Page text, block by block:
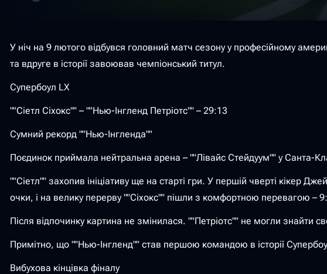
У ніч на 9 лютого відбувся головний матч сезону у професійному
та вдруге в історії завоював чемпіонський титул.
Супербоул LX
""Сіетл Сіхокс"" – ""Нью-Інгленд Петріотс"" – 29:13
Сумний рекорд ""Нью-Інгленда""
Поєдинок приймала нейтральна арена – ""Лівайс Стейдуум"" у Санта-
""Сіетл"" захопив ініціативу ще на старті гри. У першій чверті кікер
очки, і на велику перерву ""Сіхокс"" пішли з комфортною перевагою –
Після відпочинку картина не змінилася. ""Петріотс"" не могли знайти
Примітно, що ""Нью-Інгленд"" став першою командою в історії
Вибухова кінцівка фіналу